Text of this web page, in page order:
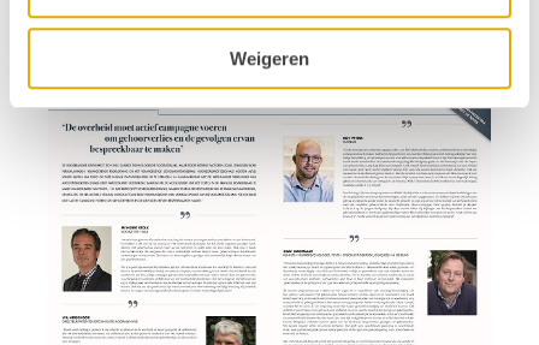
Weigeren